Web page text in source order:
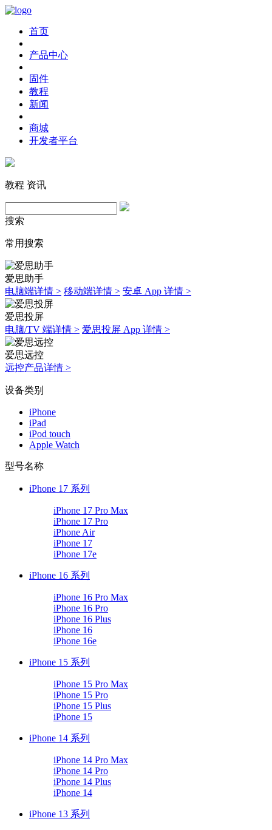
首页
产品中心
固件
教程
新闻
商城
开发者平台
教程 资讯
搜索
常用搜索
爱思助手
电脑端详情 > 移动端详情 > 安卓 App 详情 >
爱思投屏
电脑/TV 端详情 > 爱思投屏 App 详情 >
爱思远控
远控产品详情 >
设备类别
iPhone
iPad
iPod touch
Apple Watch
型号名称
iPhone 17 系列
iPhone 17 Pro Max
iPhone 17 Pro
iPhone Air
iPhone 17
iPhone 17e
iPhone 16 系列
iPhone 16 Pro Max
iPhone 16 Pro
iPhone 16 Plus
iPhone 16
iPhone 16e
iPhone 15 系列
iPhone 15 Pro Max
iPhone 15 Pro
iPhone 15 Plus
iPhone 15
iPhone 14 系列
iPhone 14 Pro Max
iPhone 14 Pro
iPhone 14 Plus
iPhone 14
iPhone 13 系列